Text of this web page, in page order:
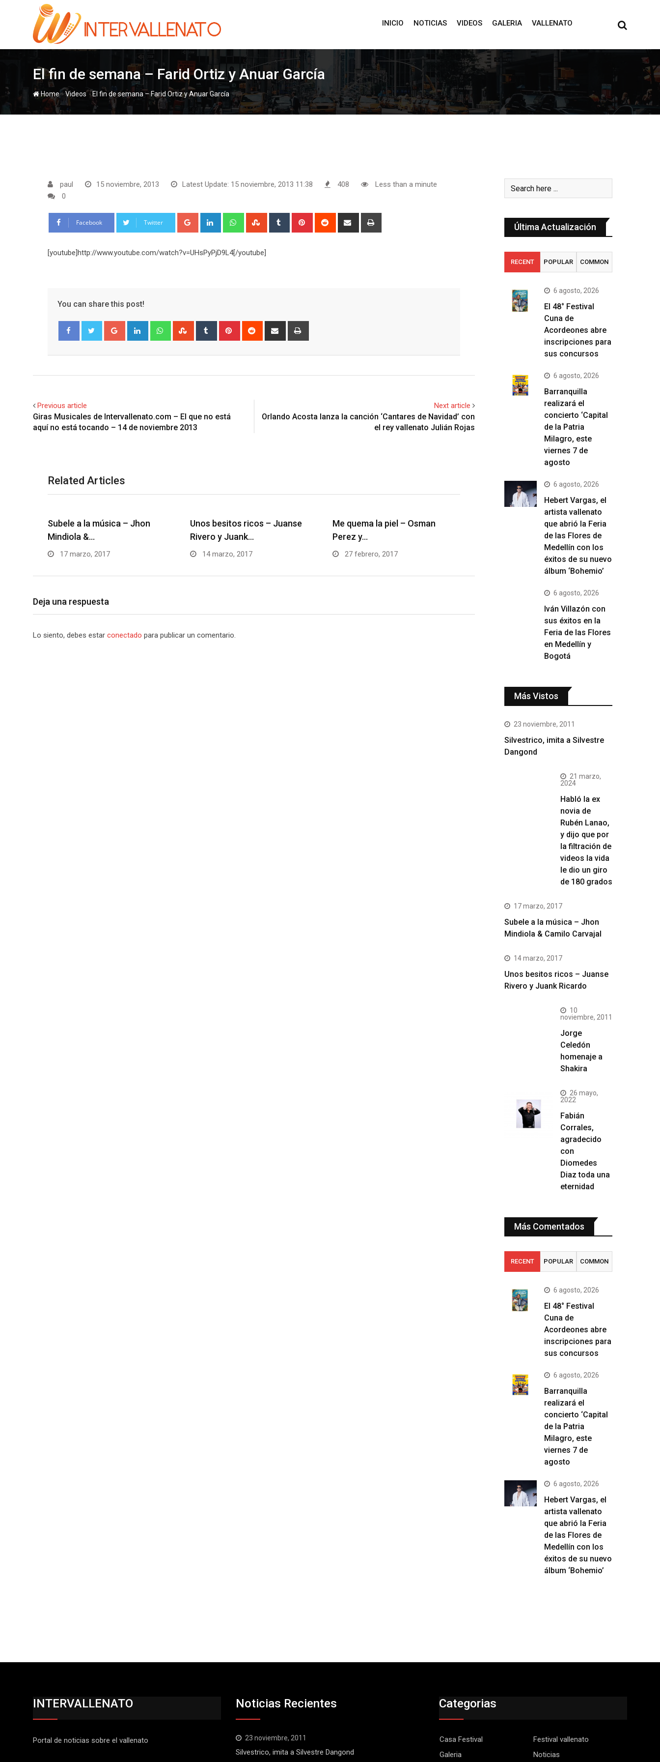
INICIO NOTICIAS VIDEOS GALERIA VALLENATO
El fin de semana – Farid Ortiz y Anuar García
Home-Videos-El fin de semana – Farid Ortiz y Anuar García
paul 15 noviembre, 2013 Latest Update: 15 noviembre, 2013 11:38 408
Less than a minute
0
Facebook Twitter Google+ LinkedIn WhatsappStumbleUpon
Tumblr Pinterest Reddit
Share
[youtube]http://www.youtube.com/watch?v=UHsPyPjD9L4[/youtube]
You can share this post!
Google+ LinkedIn WhatsappStumbleUpon
Tumblr Pinterest Reddit
Share
Previous article
Giras Musicales de Intervallenato.com – El que no está
aquí no está tocando – 14 de noviembre 2013
Next article
Orlando Acosta lanza la canción ‘Cantares de Navidad’ con
el rey vallenato Julián Rojas
Related Articles
Subele a la música – Jhon
Mindiola &…
17 marzo, 2017
Unos besitos ricos – Juanse
Rivero y Juank…
14 marzo, 2017
Me quema la piel – Osman
Perez y…
27 febrero, 2017
Deja una respuesta
Lo siento, debes estar conectado para publicar un comentario.
Última Actualización
RECENT POPULAR COMMON
6 agosto, 2026
El 48° Festival
Cuna de
Acordeones abre
inscripciones para
sus concursos
6 agosto, 2026
Barranquilla
realizará el
concierto ‘Capital
de la Patria
Milagro, este
viernes 7 de
agosto
6 agosto, 2026
Hebert Vargas, el
artista vallenato
que abrió la Feria
de las Flores de
Medellín con los
éxitos de su nuevo
álbum ‘Bohemio’
6 agosto, 2026
Iván Villazón con
sus éxitos en la
Feria de las Flores
en Medellín y
Bogotá
Más Vistos
23 noviembre, 2011
Silvestrico, imita a Silvestre
Dangond
21 marzo,
2024
Habló la ex
novia de
Rubén Lanao,
y dijo que por
la filtración de
videos la vida
le dio un giro
de 180 grados
17 marzo, 2017
Subele a la música – Jhon
Mindiola & Camilo Carvajal
14 marzo, 2017
Unos besitos ricos – Juanse
Rivero y Juank Ricardo
10
noviembre, 2011
Jorge
Celedón
homenaje a
Shakira
26 mayo,
2022
Fabián
Corrales,
agradecido
con
Diomedes
Diaz toda una
eternidad
Más Comentados
RECENT POPULAR COMMON
6 agosto, 2026
El 48° Festival
Cuna de
Acordeones abre
inscripciones para
sus concursos
6 agosto, 2026
Barranquilla
realizará el
concierto ‘Capital
de la Patria
Milagro, este
viernes 7 de
agosto
6 agosto, 2026
Hebert Vargas, el
artista vallenato
que abrió la Feria
de las Flores de
Medellín con los
éxitos de su nuevo
álbum ‘Bohemio’
INTERVALLENATO
Portal de noticias sobre el vallenato
Noticias Recientes
23 noviembre, 2011
Silvestrico, imita a Silvestre Dangond
Categorias
Casa Festival
Festival vallenato
Galeria
Noticias